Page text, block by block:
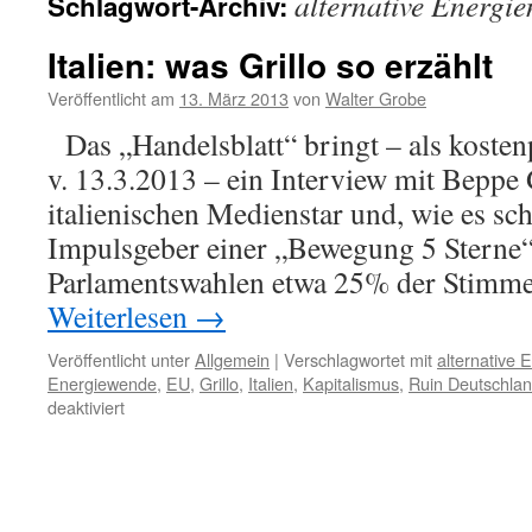
Italien: was Grillo so erzählt
Veröffentlicht am 13. März 2013 von Walter Grobe
Das „Handelsblatt“ bringt – als
v. 13.3.2013 – ein Interview mit
italienischen Medienstar und, wie es
Impulsgeber einer „Bewegung 5
Parlamentswahlen etwa 25% der
Weiterlesen →
Veröffentlicht unterAllgemein | Verschlagwortet mitalternative
Energiewende, EU, Grillo, Italien, Kapitalismus, Ruin
deaktiviertfür